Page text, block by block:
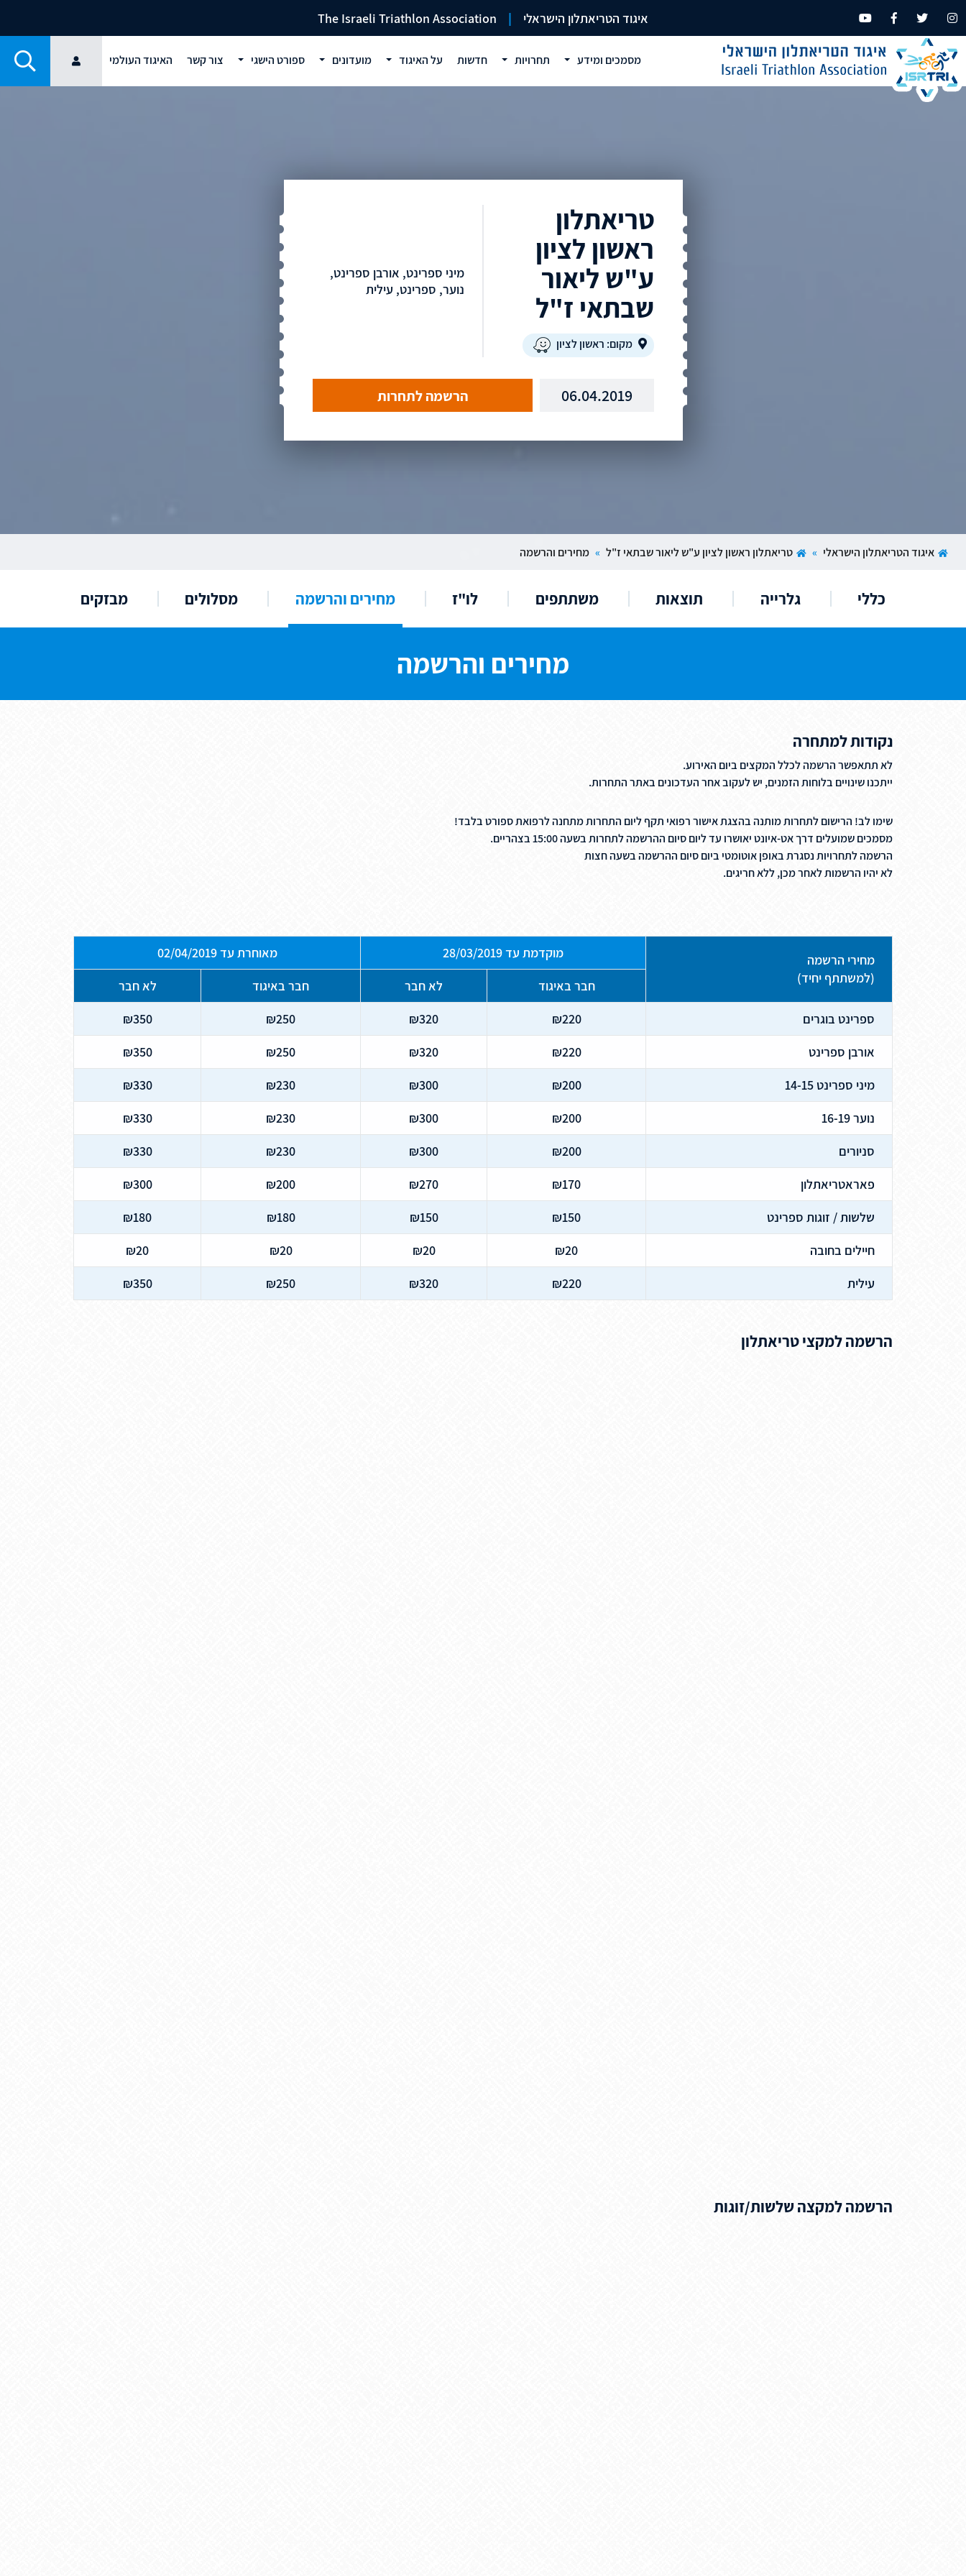
איגוד הטריאתלון הישראלי |
The Israeli Triathlon Association
מסמכים ומידע תחרויות חדשות על האיגוד מועדונים ספורט הישגי צור קשר האיגוד העולמי
טריאתלון
ראשון לציון
ע"ש ליאור
שבתאי ז"ל
מקום: ראשון לציון
מיני ספרינט, אורבן ספרינט,
נוער, ספרינט, עילית
06.04.2019 הרשמה לתחרות
איגוד הטריאתלון הישראלי » טריאתלון ראשון לציון ע"ש ליאור שבתאי ז"ל » מחירים והרשמה
כללי גלרייה תוצאות משתתפים לו"ז מחירים והרשמה מסלולים מבזקים
מחירים והרשמה
נקודות למתחרה
לא תתאפשר הרשמה לכלל המקצים ביום האירוע.
ייתכנו שינויים בלוחות הזמנים, יש לעקוב אחר העדכונים באתר התחרות.
שימו לב! הרישום לתחרות מותנה בהצגת אישור רפואי תקף ליום התחרות מתחנה לרפואת ספורט בלבד!
מסמכים שמועלים דרך אט-איונט יאושרו עד ליום סיום ההרשמה לתחרות בשעה 15:00 בצהריים.
הרשמה לתחרויות נסגרת באופן אוטומטי ביום סיום ההרשמה בשעה חצות
לא יהיו הרשמות לאחר מכן, ללא חריגים.
מחירי הרשמה
(למשתתף יחיד)
מוקדמת עד 28/03/2019
מאוחרת עד 02/04/2019
חבר באיגוד
לא חבר חבר באיגוד
לא חבר
ספרינט בוגרים
₪220
₪320
₪250
₪350
אורבן ספרינט
₪220
₪320
₪250
₪350
מיני ספרינט 14-15
₪200
₪300
₪230
₪330
נוער 16-19
₪200
₪300
₪230
₪330
סניורים
₪200
₪300
₪230
₪330
פאראטריאתלון
₪170
₪270
₪200
₪300
שלשות / זוגות ספרינט
₪150
₪150
₪180
₪180
חיילים בחובה
₪20
₪20
₪20
₪20
עילית
₪220
₪320
₪250
₪350
הרשמה למקצי טריאתלון
הרשמה למקצה שלשות/זוגות